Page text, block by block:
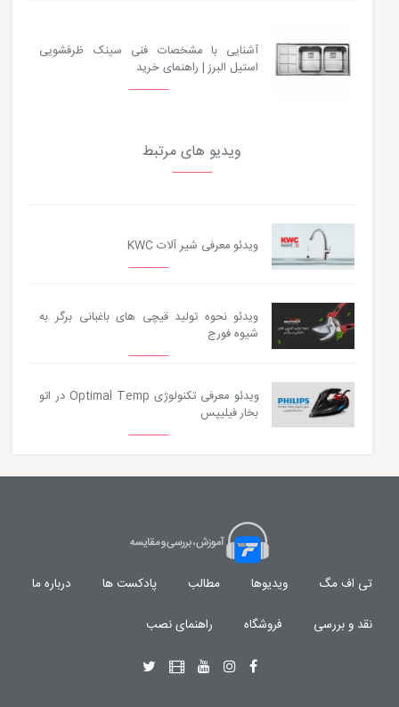
آشنایی با مشخصات فنی سینک ظرفشویی
استیل البرز | راهنمای خرید
ویدیو های مرتبط
ویدئو معرفی شیر آلات KWC
ویدئو نحوه تولید قیچی های باغبانی برگر به
شیوه فورج
ویدئو معرفی تکنولوژی Optimal Temp در اتو
بخار فیلیپس
تی اف مگ ویدیوها مطالب پادکست ها درباره ما
نقد و بررسی فروشگاه راهنمای نصب